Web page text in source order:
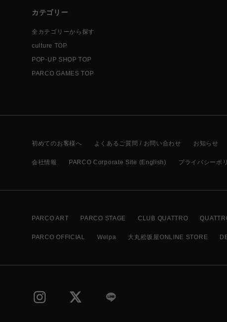
カテゴリー
全カテゴリーから探す
culture TOP
POP-UP SHOP TOP
PARCO GAMES TOP
初めてのお客様へ よくあるご質問 / お問い合わせ お知らせ
会社情報 PARCO Corporate Site (English) プライバシーポ
PARCO ART PARCO STAGE CLUB QUATTRO
PARCO OFFICIAL Welpa 大丸松坂屋ONLINE STORE